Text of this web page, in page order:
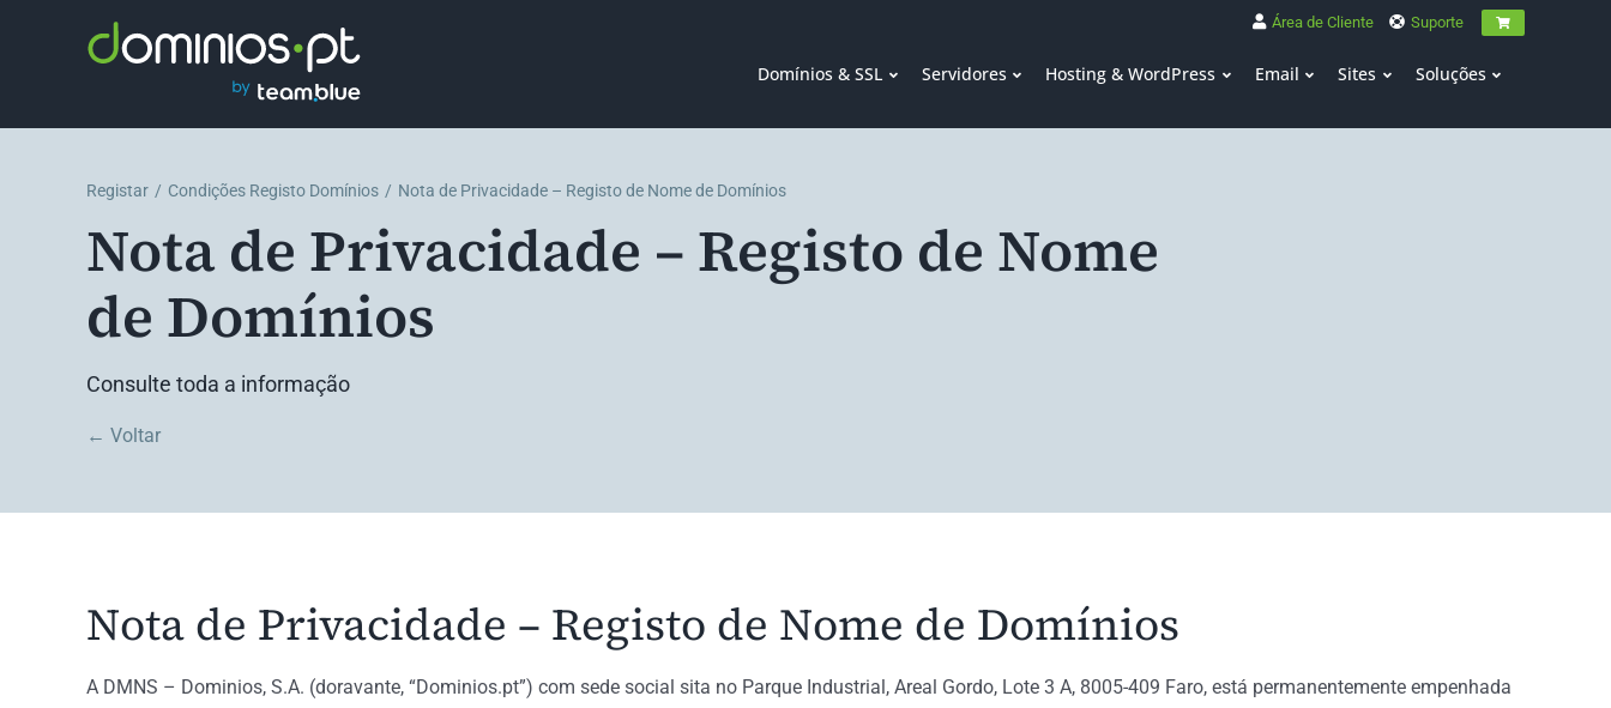
Área de Cliente Suporte
Domínios & SSL Servidores Hosting & WordPress Email Sites Soluções
Registar Condições Registo Domínios Nota de Privacidade – Registo de Nome de Domínios
Nota de Privacidade – Registo de Nome
de Domínios
Consulte toda a informação
← Voltar
Nota de Privacidade – Registo de Nome de Domínios
A DMNS – Dominios, S.A. (doravante, “Dominios.pt”) com sede social sita no Parque Industrial, Areal Gordo, Lote 3 A, 8005-409 Faro, está permanentemente empenhada